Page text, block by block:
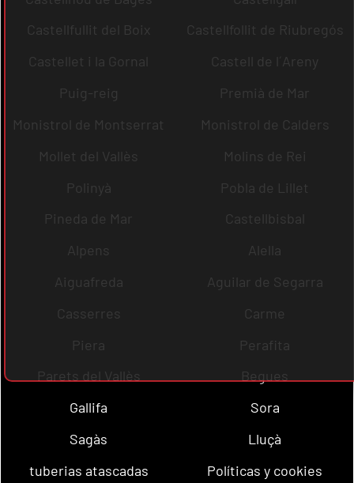
Castellfullit del Boix
Castellfollit de Riubregós
Castellet i la Gornal
Castell de l´Areny
Puig-reig
Premià de Mar
Monistrol de Montserrat
Monistrol de Calders
Mollet del Vallès
Molins de Rei
Polinyà
Pobla de Lillet
Pineda de Mar
Castellbisbal
Alpens
Alella
Aiguafreda
Aguilar de Segarra
Casserres
Carme
Piera
Perafita
Parets del Vallès
Begues
Gallifa
Sora
Sagàs
Lluçà
tuberias atascadas
Políticas y cookies